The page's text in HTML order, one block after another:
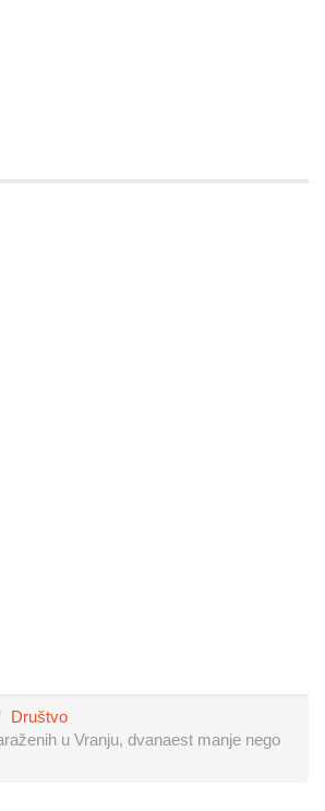
Društvo
u Vranju, dvanaest manje nego